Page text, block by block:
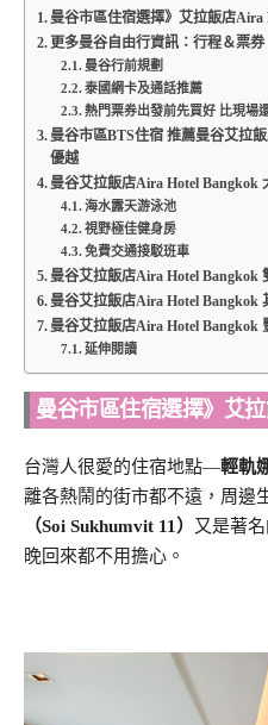
曼谷市區住宿選擇》艾拉飯店Aira
更多曼谷自由行資訊：行程＆票券
曼谷行前規劃
泰國網卡及通話推薦
熱門票券出發前先買好 比現場
曼谷市區BTS住宿 推薦曼谷艾拉
優越
曼谷艾拉飯店Aira Hotel Bangkok
海水露天游泳池
視野極佳健身房
免費交通接駁班車
曼谷艾拉飯店Aira Hotel Bangkok
曼谷艾拉飯店Aira Hotel Bangkok
曼谷艾拉飯店Aira Hotel Bangkok
延伸閱讀
曼谷市區住宿選擇》艾
台灣人很愛的住宿地點—輕軌
離各熱鬧的街市都不遠，周邊
（Soi Sukhumvit 11）
又是著
晚回來都不用擔心。